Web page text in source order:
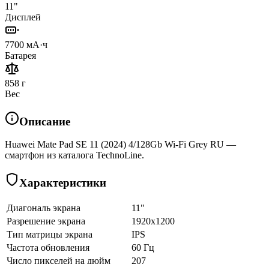
11"
Дисплей
7700 мА·ч
Батарея
858 г
Вес
Описание
Huawei Mate Pad SE 11 (2024) 4/128Gb Wi-Fi Grey RU —
смартфон из каталога TechnoLine.
Характеристики
Диагональ экрана
11"
Разрешение экрана
1920x1200
Тип матрицы экрана
IPS
Частота обновления
60 Гц
Число пикселей на дюйм
207